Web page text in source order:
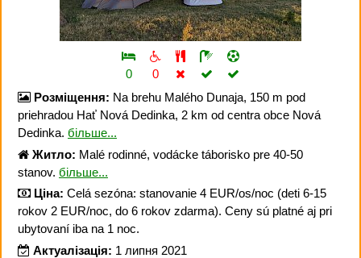
0
0
Розміщення: Na brehu Malého Dunaja, 150 m pod
priehradou Hať Nová Dedinka, 2 km od centra obce Nová
Dedinka. більше...
Житло: Malé rodinné, vodácke táborisko pre 40-50
stanov. більше...
Ціна: Celá sezóna: stanovanie 4 EUR/os/noc (deti 6-15
rokov 2 EUR/noc, do 6 rokov zdarma). Ceny sú platné aj pri
ubytovaní iba na 1 noc.
Актуалізація: 1 липня 2021